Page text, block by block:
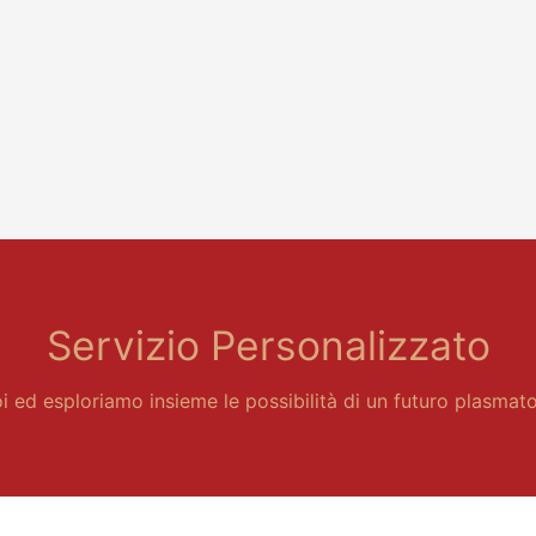
Servizio Personalizzato
ed esploriamo insieme le possibilità di un futuro